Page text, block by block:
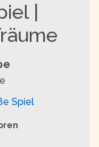
|
Spiel